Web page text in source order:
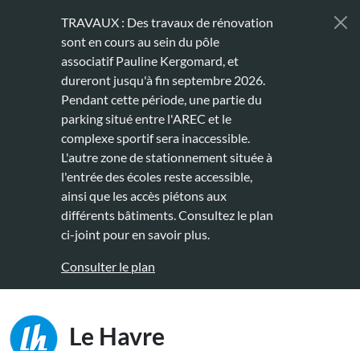
TRAVAUX : Des travaux de rénovation
sont en cours au sein du pôle
associatif Pauline Kergomard, et
dureront jusqu'à fin septembre 2026.
Pendant cette période, une partie du
parking situé entre l'AREC et le
complexe sportif sera inaccessible.
L'autre zone de stationnement située à
l'entrée des écoles reste accessible,
ainsi que les accès piétons aux
différents bâtiments. Consultez le plan
ci-joint pour en savoir plus.
Consulter le plan
Le Havre